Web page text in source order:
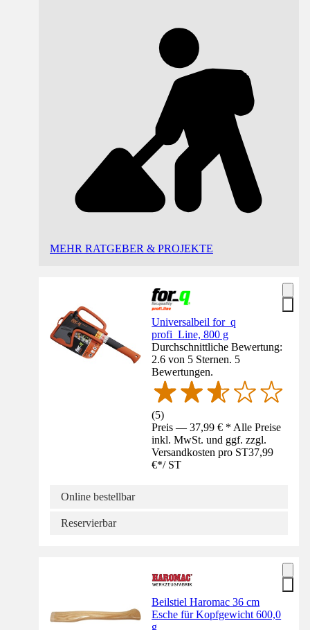
MEHR RATGEBER & PROJEKTE
Universalbeil for_q
profi_Line, 800 g
Durchschnittliche Bewertung:
2.6 von 5 Sternen. 5
Bewertungen.
(5)
Preis — 37,99 € * Alle Preise
inkl. MwSt. und ggf. zzgl.
Versandkosten pro ST37,99
€*/ ST
Online bestellbar
Reservierbar
Beilstiel Haromac 36 cm
Esche für Kopfgewicht 600,0
g